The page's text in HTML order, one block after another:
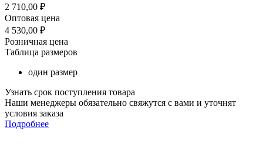
2 710,00 ₽
Оптовая цена
4 530,00 ₽
Розничная цена
Таблица размеров
один размер
Узнать срок поступления товара
Наши менеджеры обязательно свяжутся с вами и уточнят
условия заказа
Подробнее